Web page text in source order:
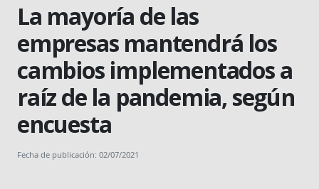
La mayoría de las
empresas mantendrá los
cambios implementados a
raíz de la pandemia, según
encuesta
Fecha de publicación: 02/07/2021